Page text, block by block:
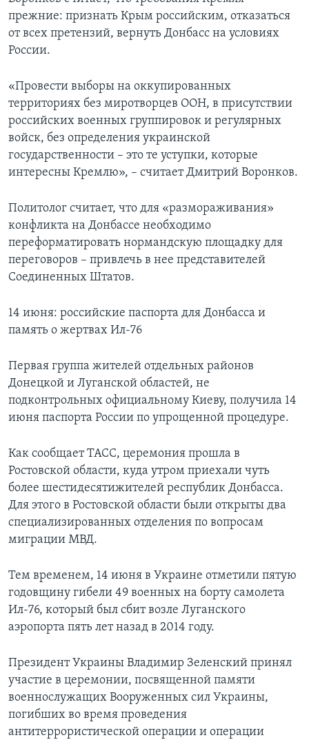
прежние: признать Крым российским, отказаться
от всех претензий, вернуть Донбасс на условиях
России.
«Провести выборы на оккупированных
территориях без миротворцев ООН, в присутствии
российских военных группировок и регулярных
войск, без определения украинской
государственности – это те уступки, которые
интересны Кремлю», – считает Дмитрий Воронков.
Политолог считает, что для «размораживания»
конфликта на Донбассе необходимо
переформатировать нормандскую площадку для
переговоров – привлечь в нее представителей
Соединенных Штатов.
14 июня: российские паспорта для Донбасса и
память о жертвах Ил-76
Первая группа жителей отдельных районов
Донецкой и Луганской областей, не
подконтрольных официальному Киеву, получила 14
июня паспорта России по упрощенной процедуре.
Как сообщает ТАСС, церемония прошла в
Ростовской области, куда утром приехали чуть
более шестидесятижителей республик Донбасса.
Для этого в Ростовской области были открыты два
специализированных отделения по вопросам
миграции МВД.
Тем временем, 14 июня в Украине отметили пятую
годовщину гибели 49 военных на борту самолета
Ил-76, который был сбит возле Луганского
аэропорта пять лет назад в 2014 году.
Президент Украины Владимир Зеленский принял
участие в церемонии, посвященной памяти
военнослужащих Вооруженных сил Украины,
погибших во время проведения
антитеррористической операции и операции